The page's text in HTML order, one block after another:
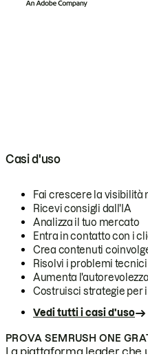
Casi d'uso
Fai crescere la visibilità
Ricevi consigli dall'IA
Analizza il tuo mercato
Entra in contatto con i
Crea contenuti
Risolvi i problemi
Aumenta
Costruisci strategie per
Vedi tutti i casi d'uso
PROVA SEMRUSH ONE
La piattaforma leader che